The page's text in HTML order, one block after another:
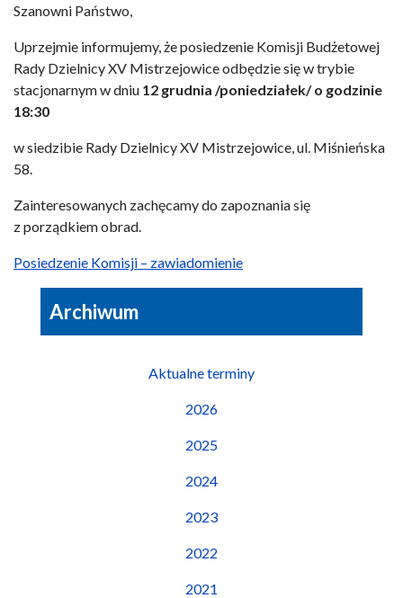
Szanowni Państwo,
Uprzejmie informujemy, że posiedzenie Komisji Budżetowej
Rady Dzielnicy XV Mistrzejowice odbędzie się w trybie
stacjonarnym w dniu 12 grudnia /poniedziałek/o godzinie
18:30
w siedzibie Rady Dzielnicy XV Mistrzejowice, ul. Miśnieńska
58.
Zainteresowanych zachęcamy do zapoznania się
z porządkiem obrad.
Posiedzenie Komisji – zawiadomienie
Archiwum
Aktualne terminy
2026
2025
2024
2023
2022
2021